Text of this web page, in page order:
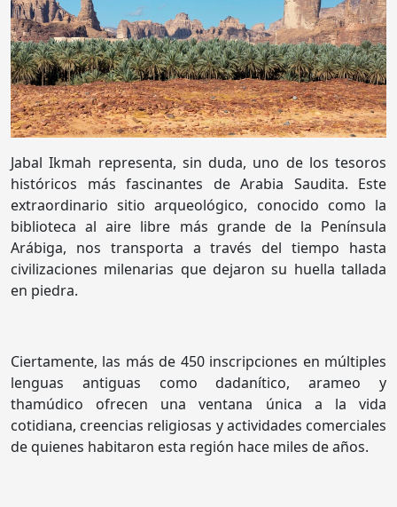
Jabal Ikmah representa, sin duda, uno de los tesoros
históricos más fascinantes de Arabia Saudita. Este
extraordinario sitio arqueológico, conocido como la
biblioteca al aire libre más grande de la Península
Arábiga, nos transporta a través del tiempo hasta
civilizaciones milenarias que dejaron su huella tallada
en piedra.
Ciertamente, las más de 450 inscripciones en múltiples
lenguas antiguas como dadanítico, arameo y
thamúdico ofrecen una ventana única a la vida
cotidiana, creencias religiosas y actividades comerciales
de quienes habitaron esta región hace miles de años.